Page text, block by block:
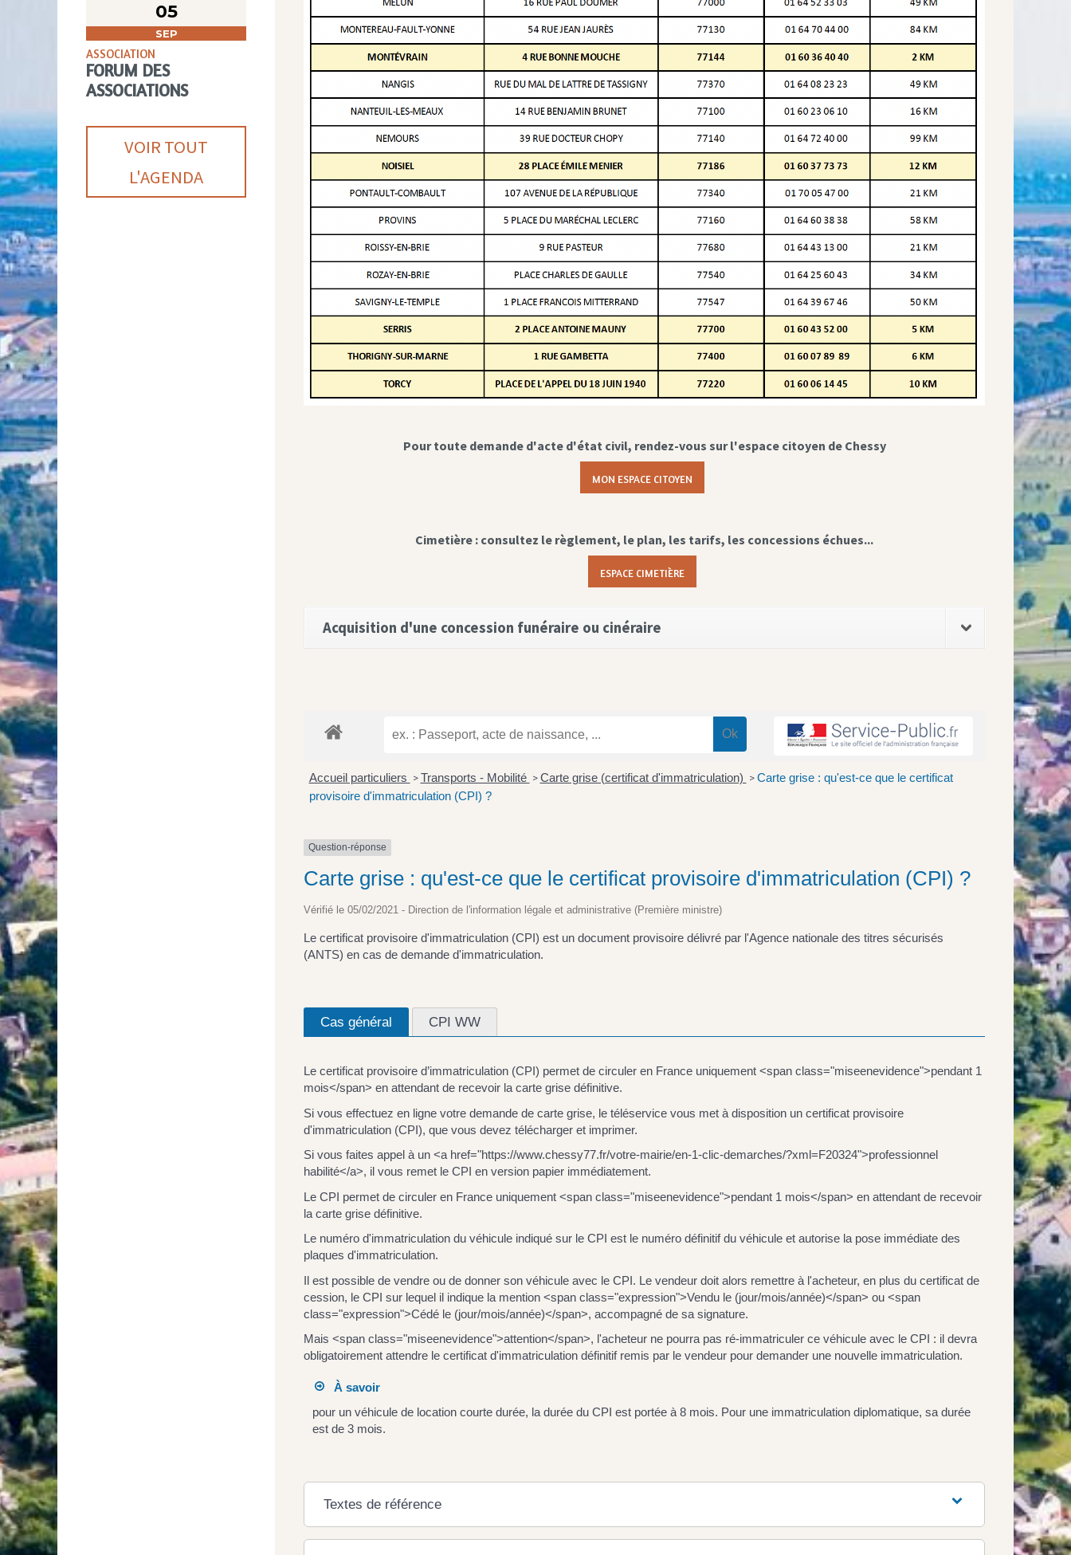
05
SEP
ASSOCIATION
FORUM DES
ASSOCIATIONS
VOIR TOUT
L'AGENDA
Pour toute demande d'acte d'état civil, rendez-vous sur l'espace citoyen de Chessy
MON ESPACE CITOYEN
Cimetière : consultez le règlement, le plan, les tarifs, les concessions échues...
ESPACE CIMETIÈRE
Acquisition d'une concession funéraire ou cinéraire
Accueil particuliers > Transports - Mobilité > Carte grise (certificat d'immatriculation) > Carte grise : qu'est-ce que le certificat
provisoire d'immatriculation (CPI) ?
Question-réponse
Carte grise : qu'est-ce que le certificat provisoire d'immatriculation (CPI) ?
Vérifié le 05/02/2021 - Direction de l'information légale et administrative (Première ministre)
Le certificat provisoire d'immatriculation (CPI) est un document provisoire délivré par l'Agence nationale des titres sécurisés
(ANTS) en cas de demande d'immatriculation.
Cas général CPI WW
Le certificat provisoire d’immatriculation (CPI) permet de circuler en France uniquement <span class="miseenevidence">pendant 1
mois</span> en attendant de recevoir la carte grise définitive.
Si vous effectuez en ligne votre demande de carte grise, le téléservice vous met à disposition un certificat provisoire
d'immatriculation (CPI), que vous devez télécharger et imprimer.
Si vous faites appel à un <a href="https://www.chessy77.fr/votre-mairie/en-1-clic-demarches/?xml=F20324">professionnel
habilité</a>, il vous remet le CPI en version papier immédiatement.
Le CPI permet de circuler en France uniquement <span class="miseenevidence">pendant 1 mois</span> en attendant de recevoir
la carte grise définitive.
Le numéro d'immatriculation du véhicule indiqué sur le CPI est le numéro définitif du véhicule et autorise la pose immédiate des
plaques d'immatriculation.
Il est possible de vendre ou de donner son véhicule avec le CPI. Le vendeur doit alors remettre à l'acheteur, en plus du certificat de
cession, le CPI sur lequel il indique la mention <span class="expression">Vendu le (jour/mois/année)</span> ou <span
class="expression">Cédé le (jour/mois/année)</span>, accompagné de sa signature.
Mais <span class="miseenevidence">attention</span>, l'acheteur ne pourra pas ré-immatriculer ce véhicule avec le CPI : il devra
obligatoirement attendre le certificat d'immatriculation définitif remis par le vendeur pour demander une nouvelle immatriculation.
À savoir
pour un véhicule de location courte durée, la durée du CPI est portée à 8 mois. Pour une immatriculation diplomatique, sa durée
est de 3 mois.
Textes de référence